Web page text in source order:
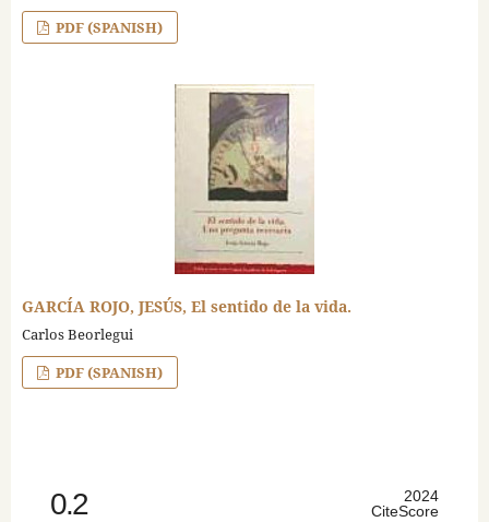
PDF (SPANISH)
GARCÍA ROJO, JESÚS, El sentido de la vida.
Carlos Beorlegui
PDF (SPANISH)
0.2
2024
CiteScore